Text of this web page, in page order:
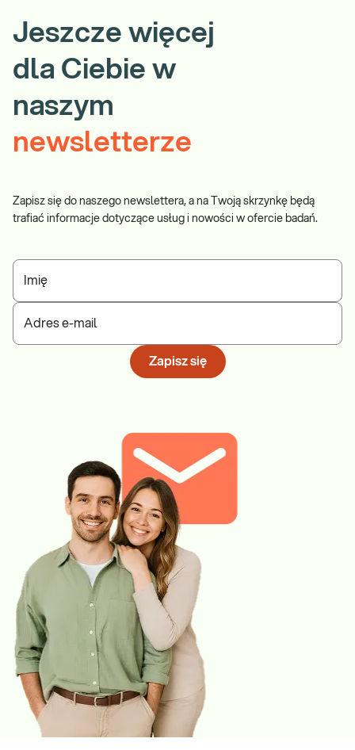
Jeszcze więcej
dla Ciebie w
naszym
newsletterze
Zapisz się do naszego newslettera, a na Twoją skrzynkę będą
trafiać informacje dotyczące usług i nowości w ofercie badań.
Imię
Adres e-mail
Zapisz się